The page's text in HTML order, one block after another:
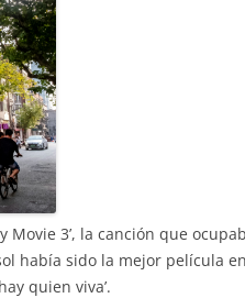
Movie 3’, la canción que
había sido la mejor película
quien viva’.